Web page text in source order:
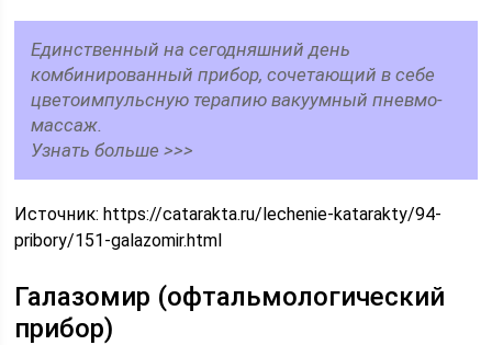
Единственный на сегодняшний день
комбинированный прибор, сочетающий в себе
цветоимпульсную терапию вакуумный пневмо-
массаж.
Узнать больше >>>
Источник:https://catarakta.ru/lechenie-katarakty/94-
pribory/151-galazomir.html
Галазомир (офтальмологический
прибор)